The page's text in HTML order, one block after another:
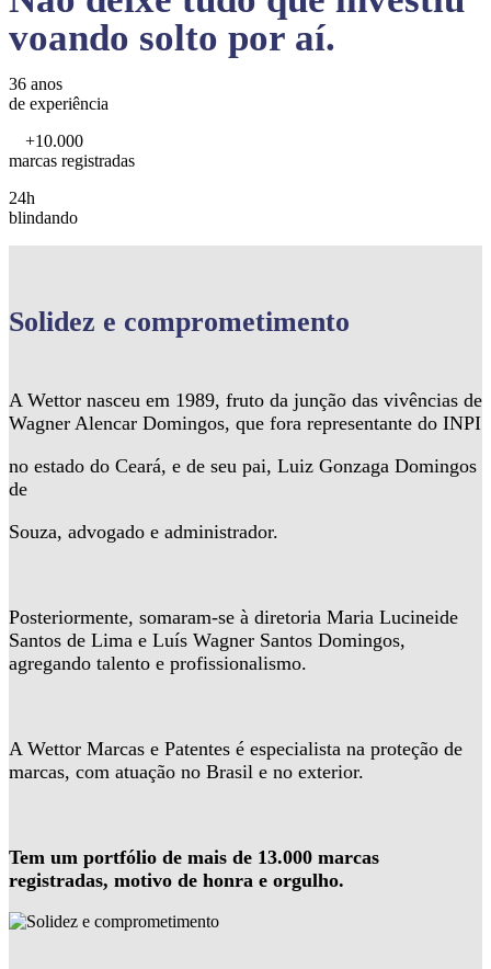
voando solto por aí.
36 anos
de experiência
+10.000
marcas registradas
24h
blindando
Solidez e comprometimento
A Wettor nasceu em 1989, fruto da junção das vivências de
Wagner Alencar Domingos, que fora representante do INPI
no estado do Ceará, e de seu pai, Luiz Gonzaga Domingos
de
Souza, advogado e administrador.
Posteriormente, somaram-se à diretoria Maria Lucineide
Santos de Lima e Luís Wagner Santos Domingos,
agregando talento e profissionalismo.
A Wettor Marcas e Patentes é especialista na proteção de
marcas, com atuação no Brasil e no exterior.
Tem um portfólio de mais de 13.000 marcas
registradas, motivo de honra e orgulho.